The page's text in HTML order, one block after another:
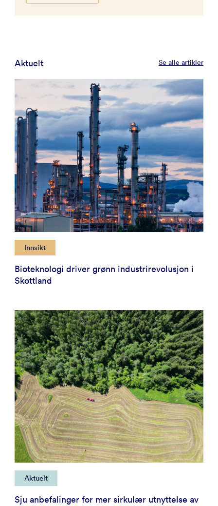
Aktuelt Se alle artikler
Innsikt
Bioteknologi driver grønn industrirevolusjon i
Skottland
Aktuelt
Sju anbefalinger for mer sirkulær utnyttelse av